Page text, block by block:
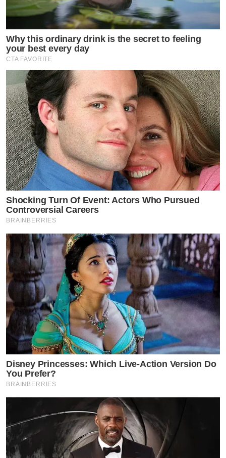
Why this ordinary drink is the secret to feeling
your best every day
CTA FAVORITE
Shocking Turn Of Event: Actors Who Pursued
Controversial Careers
BRAINBERRIES
Disney Princesses: Which Live-Action Version Do
You Prefer?
BRAINBERRIES